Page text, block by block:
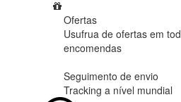
Ofertas
Usufrua de ofertas em
encomendas
Seguimento de envio
Tracking a nível mundial